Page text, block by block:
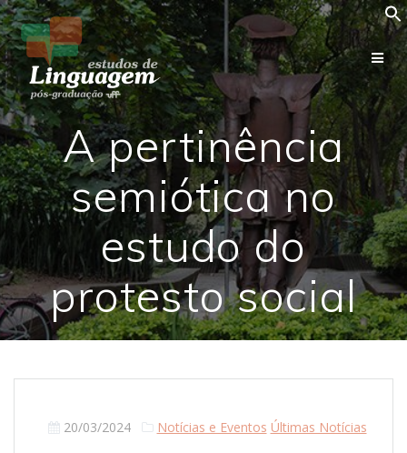
Skip
to
content
A pertinência
semiótica no
estudo do
protesto social
20/03/2024 Notícias e Eventos Últimas Notícias